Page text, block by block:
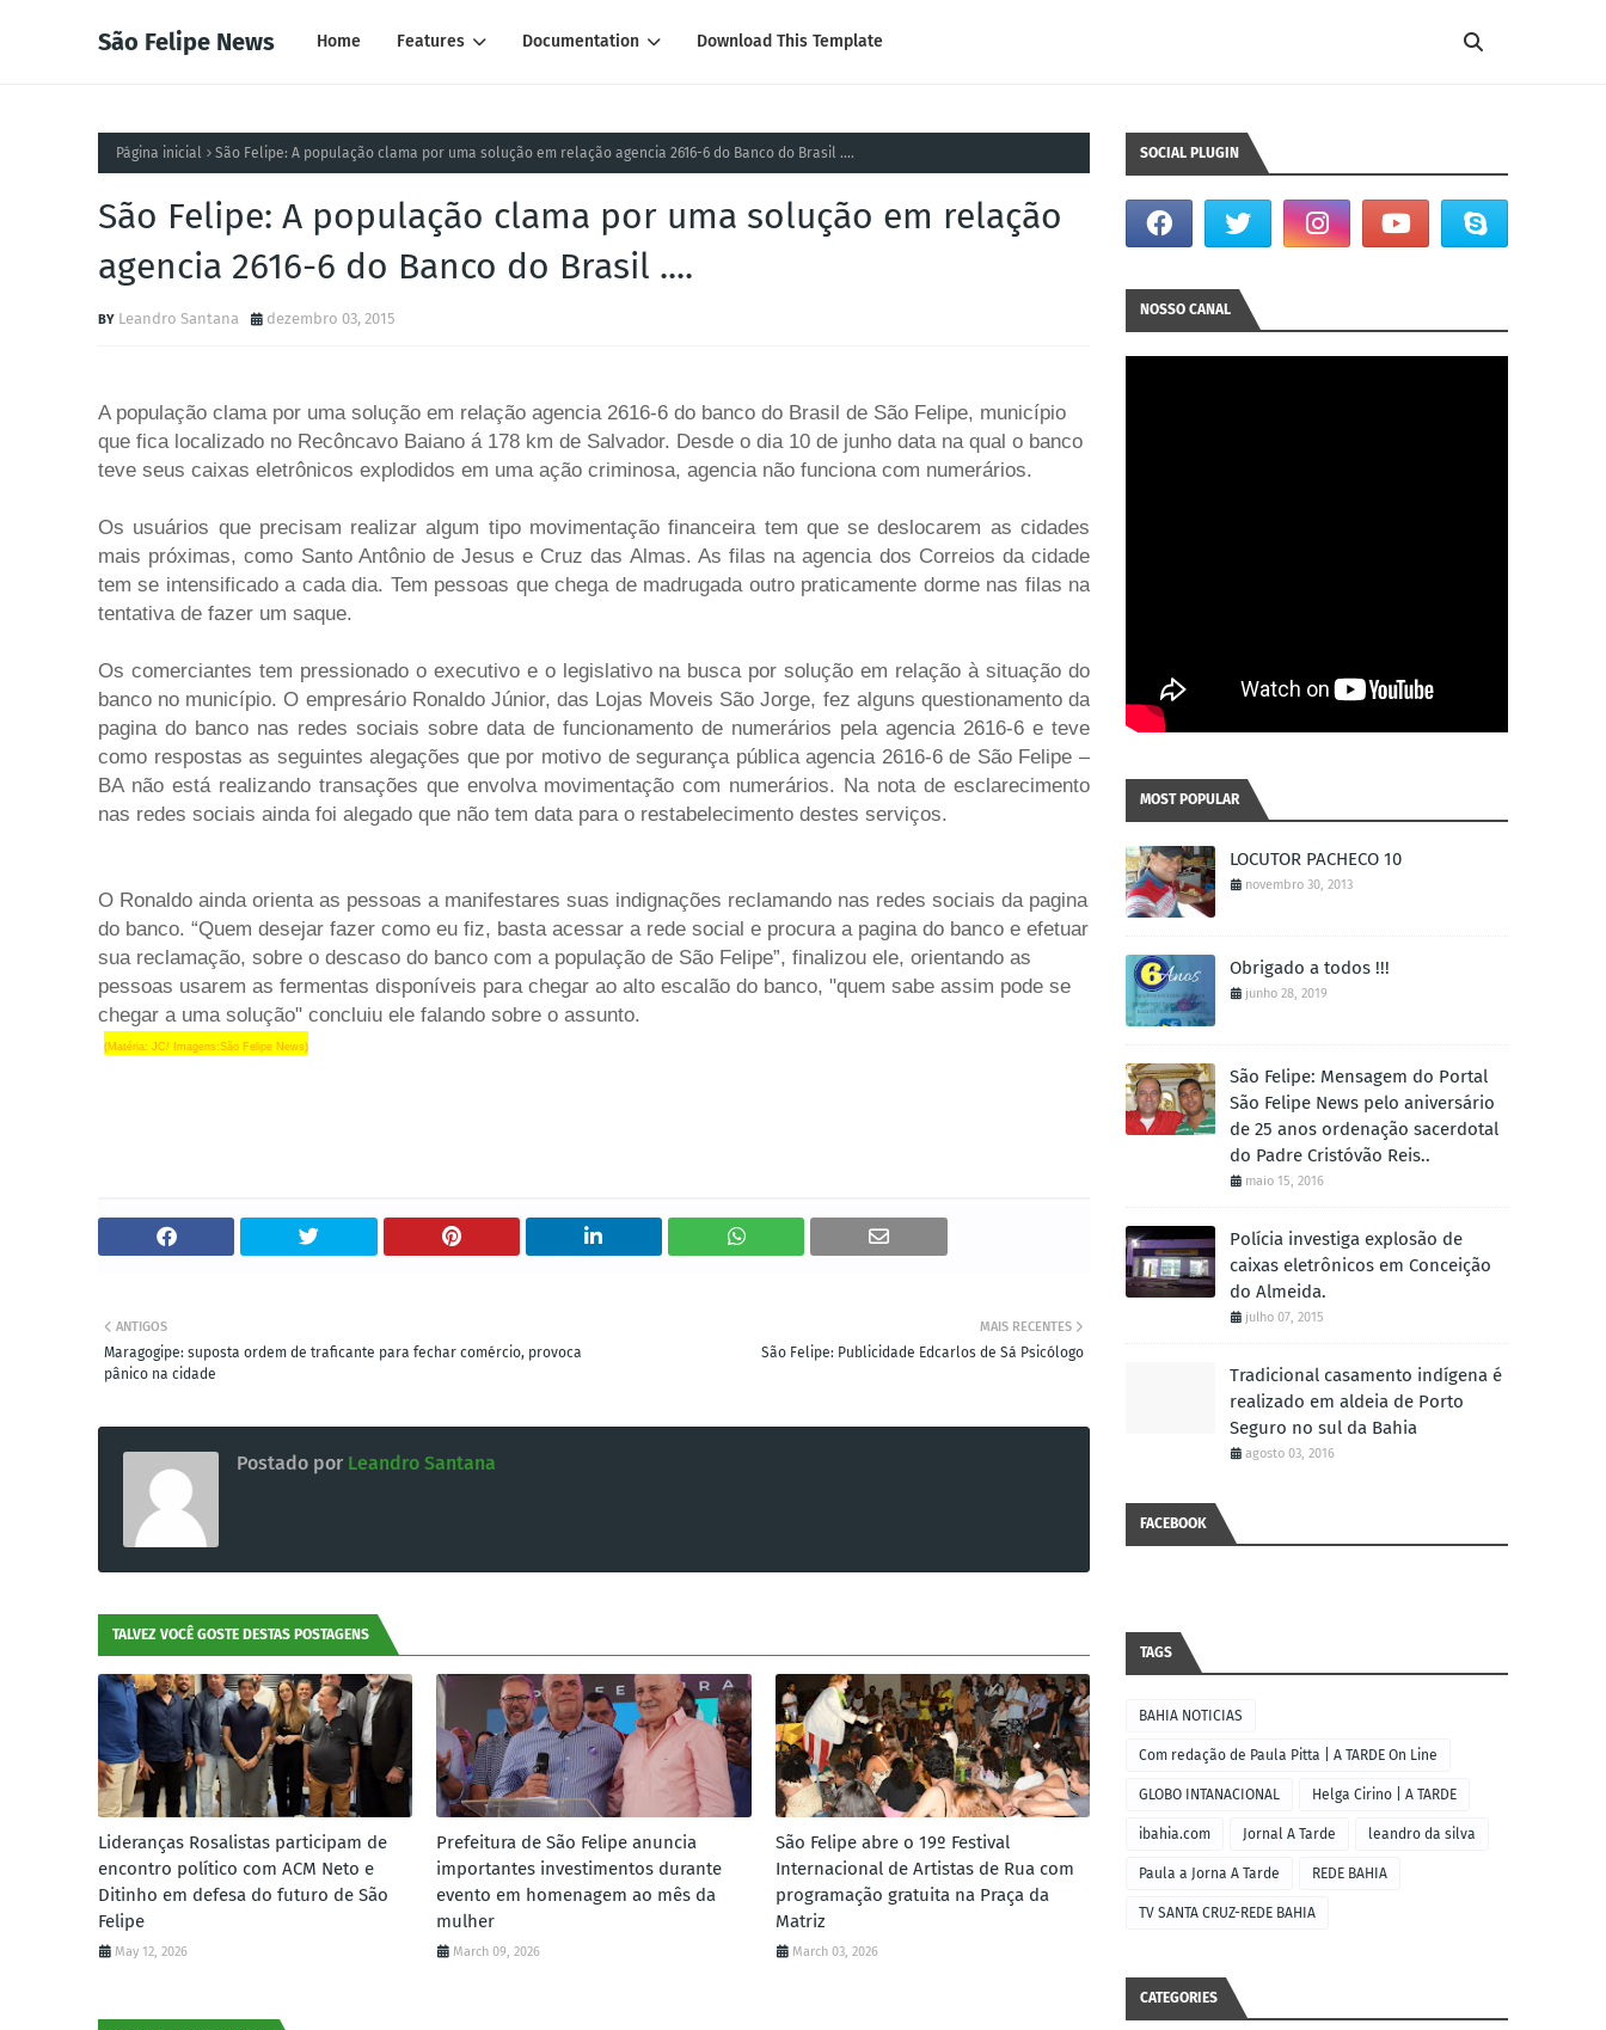
São Felipe News Home Features Documentation Download This Template
Página inicial São Felipe: A população clama por uma solução em relação agencia 2616-6 do Banco do Brasil ....
São Felipe: A população clama por uma solução em relação
agencia 2616-6 do Banco do Brasil ....
Leandro Santana dezembro 03, 2015
A população clama por uma solução em relação agencia 2616-6 do banco do Brasil de São Felipe, município
que fica localizado no Recôncavo Baiano á 178 km de Salvador. Desde o dia 10 de junho data na qual o banco
teve seus caixas eletrônicos explodidos em uma ação criminosa, agencia não funciona com numerários.
Os usuários que precisam realizar algum tipo movimentação financeira tem que se deslocarem as cidades
mais próximas, como Santo Antônio de Jesus e Cruz das Almas. As filas na agencia dos Correios da cidade
tem se intensificado a cada dia. Tem pessoas que chega de madrugada outro praticamente dorme nas filas na
tentativa de fazer um saque.
Os comerciantes tem pressionado o executivo e o legislativo na busca por solução em relação à situação do
banco no município. O empresário Ronaldo Júnior, das Lojas Moveis São Jorge, fez alguns questionamento da
pagina do banco nas redes sociais sobre data de funcionamento de numerários pela agencia 2616-6 e teve
como respostas as seguintes alegações que por motivo de segurança pública agencia 2616-6 de São Felipe –
BA não está realizando transações que envolva movimentação com numerários. Na nota de esclarecimento
nas redes sociais ainda foi alegado que não tem data para o restabelecimento destes serviços.
O Ronaldo ainda orienta as pessoas a manifestares suas indignações reclamando nas redes sociais da pagina
do banco. “Quem desejar fazer como eu fiz, basta acessar a rede social e procura a pagina do banco e efetuar
sua reclamação, sobre o descaso do banco com a população de São Felipe”, finalizou ele, orientando as
pessoas usarem as fermentas disponíveis para chegar ao alto escalão do banco, "quem sabe assim pode se
chegar a uma solução" concluiu ele falando sobre o assunto.
(Matéria: JC/ Imagens:São Felipe News)
MAIS RECENTES
São Felipe: Publicidade Edcarlos de Sá Psicólogo
ANTIGOS
Maragogipe: suposta ordem de traficante para fechar comércio, provoca
pânico na cidade
Postado por Leandro Santana
TALVEZ VOCÊ GOSTE DESTAS POSTAGENS
Lideranças Rosalistas participam de
encontro político com ACM Neto e
Ditinho em defesa do futuro de São
Felipe
May 12, 2026
Prefeitura de São Felipe anuncia
importantes investimentos durante
evento em homenagem ao mês da
mulher
March 09, 2026
São Felipe abre o 19º Festival
Internacional de Artistas de Rua com
programação gratuita na Praça da
Matriz
March 03, 2026
SOCIAL PLUGIN
NOSSO CANAL
MOST POPULAR
LOCUTOR PACHECO 10
novembro 30, 2013
Obrigado a todos !!!
junho 28, 2019
São Felipe: Mensagem do Portal
São Felipe News pelo aniversário
de 25 anos ordenação sacerdotal
do Padre Cristóvão Reis..
maio 15, 2016
Polícia investiga explosão de
caixas eletrônicos em Conceição
do Almeida.
julho 07, 2015
Tradicional casamento indígena é
realizado em aldeia de Porto
Seguro no sul da Bahia
agosto 03, 2016
FACEBOOK
TAGS
BAHIA NOTICIAS
Com redação de Paula Pitta | A TARDE On Line
GLOBO INTANACIONAL Helga Cirino | A TARDE
ibahia.com Jornal A Tarde leandro da silva
Paula a Jorna A Tarde REDE BAHIA
TV SANTA CRUZ-REDE BAHIA
CATEGORIES